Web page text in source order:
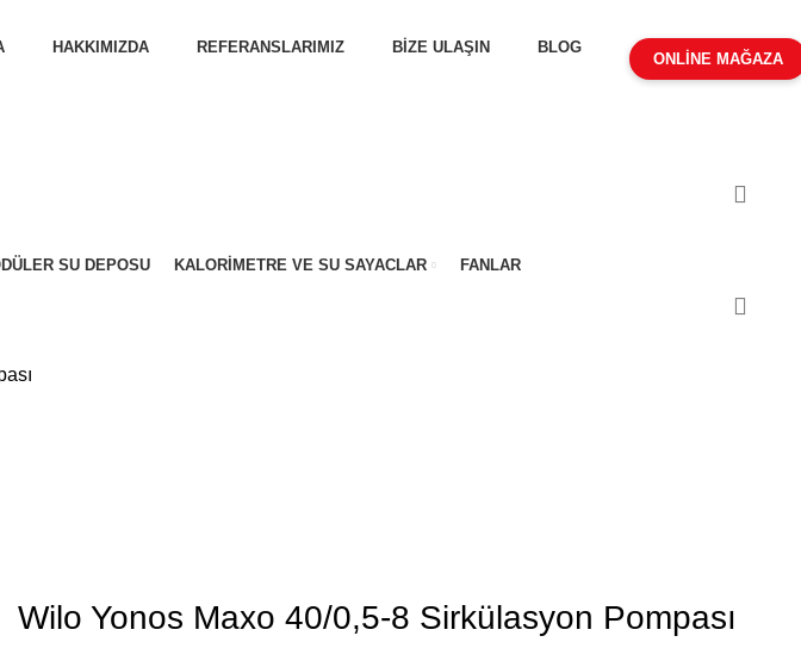
HAKKIMIZDA REFERANSLARIMIZ BİZE ULAŞIN BLOG
ONLİNE MAĞAZA
SU DEPOSU KALORIMETRE VE SU SAYACLAR FANLAR
Wilo Yonos Maxo 40/0,5-8 Sirkülasyon Pompası